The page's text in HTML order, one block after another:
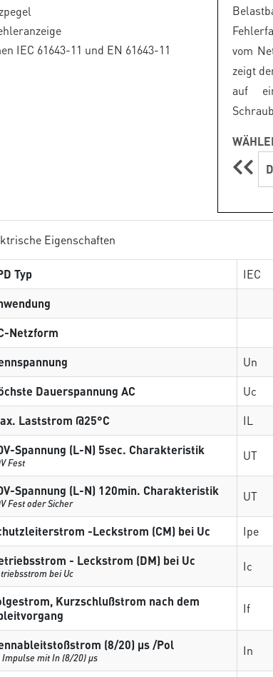
IEC 61643-11 und EN 61643-11
vom
zeigt
auf
Eigenschaften
Typ IEC
Netzform
Un
Dauerspannung AC
Uc
Laststrom @25°C
IL
Spannung (L-N) 5sec. Charakteristik
Fest UT
Spannung (L-N) 120min. Charakteristik
Fest oder Sicher UT
-Leckstrom (CM) bei Uc Ipe
- Leckstrom (DM) bei Uc
bei Uc Ic
Kurzschlußstrom nach dem
If
(8/20) µs /Pol
Impulse mit In (8/20) µs In